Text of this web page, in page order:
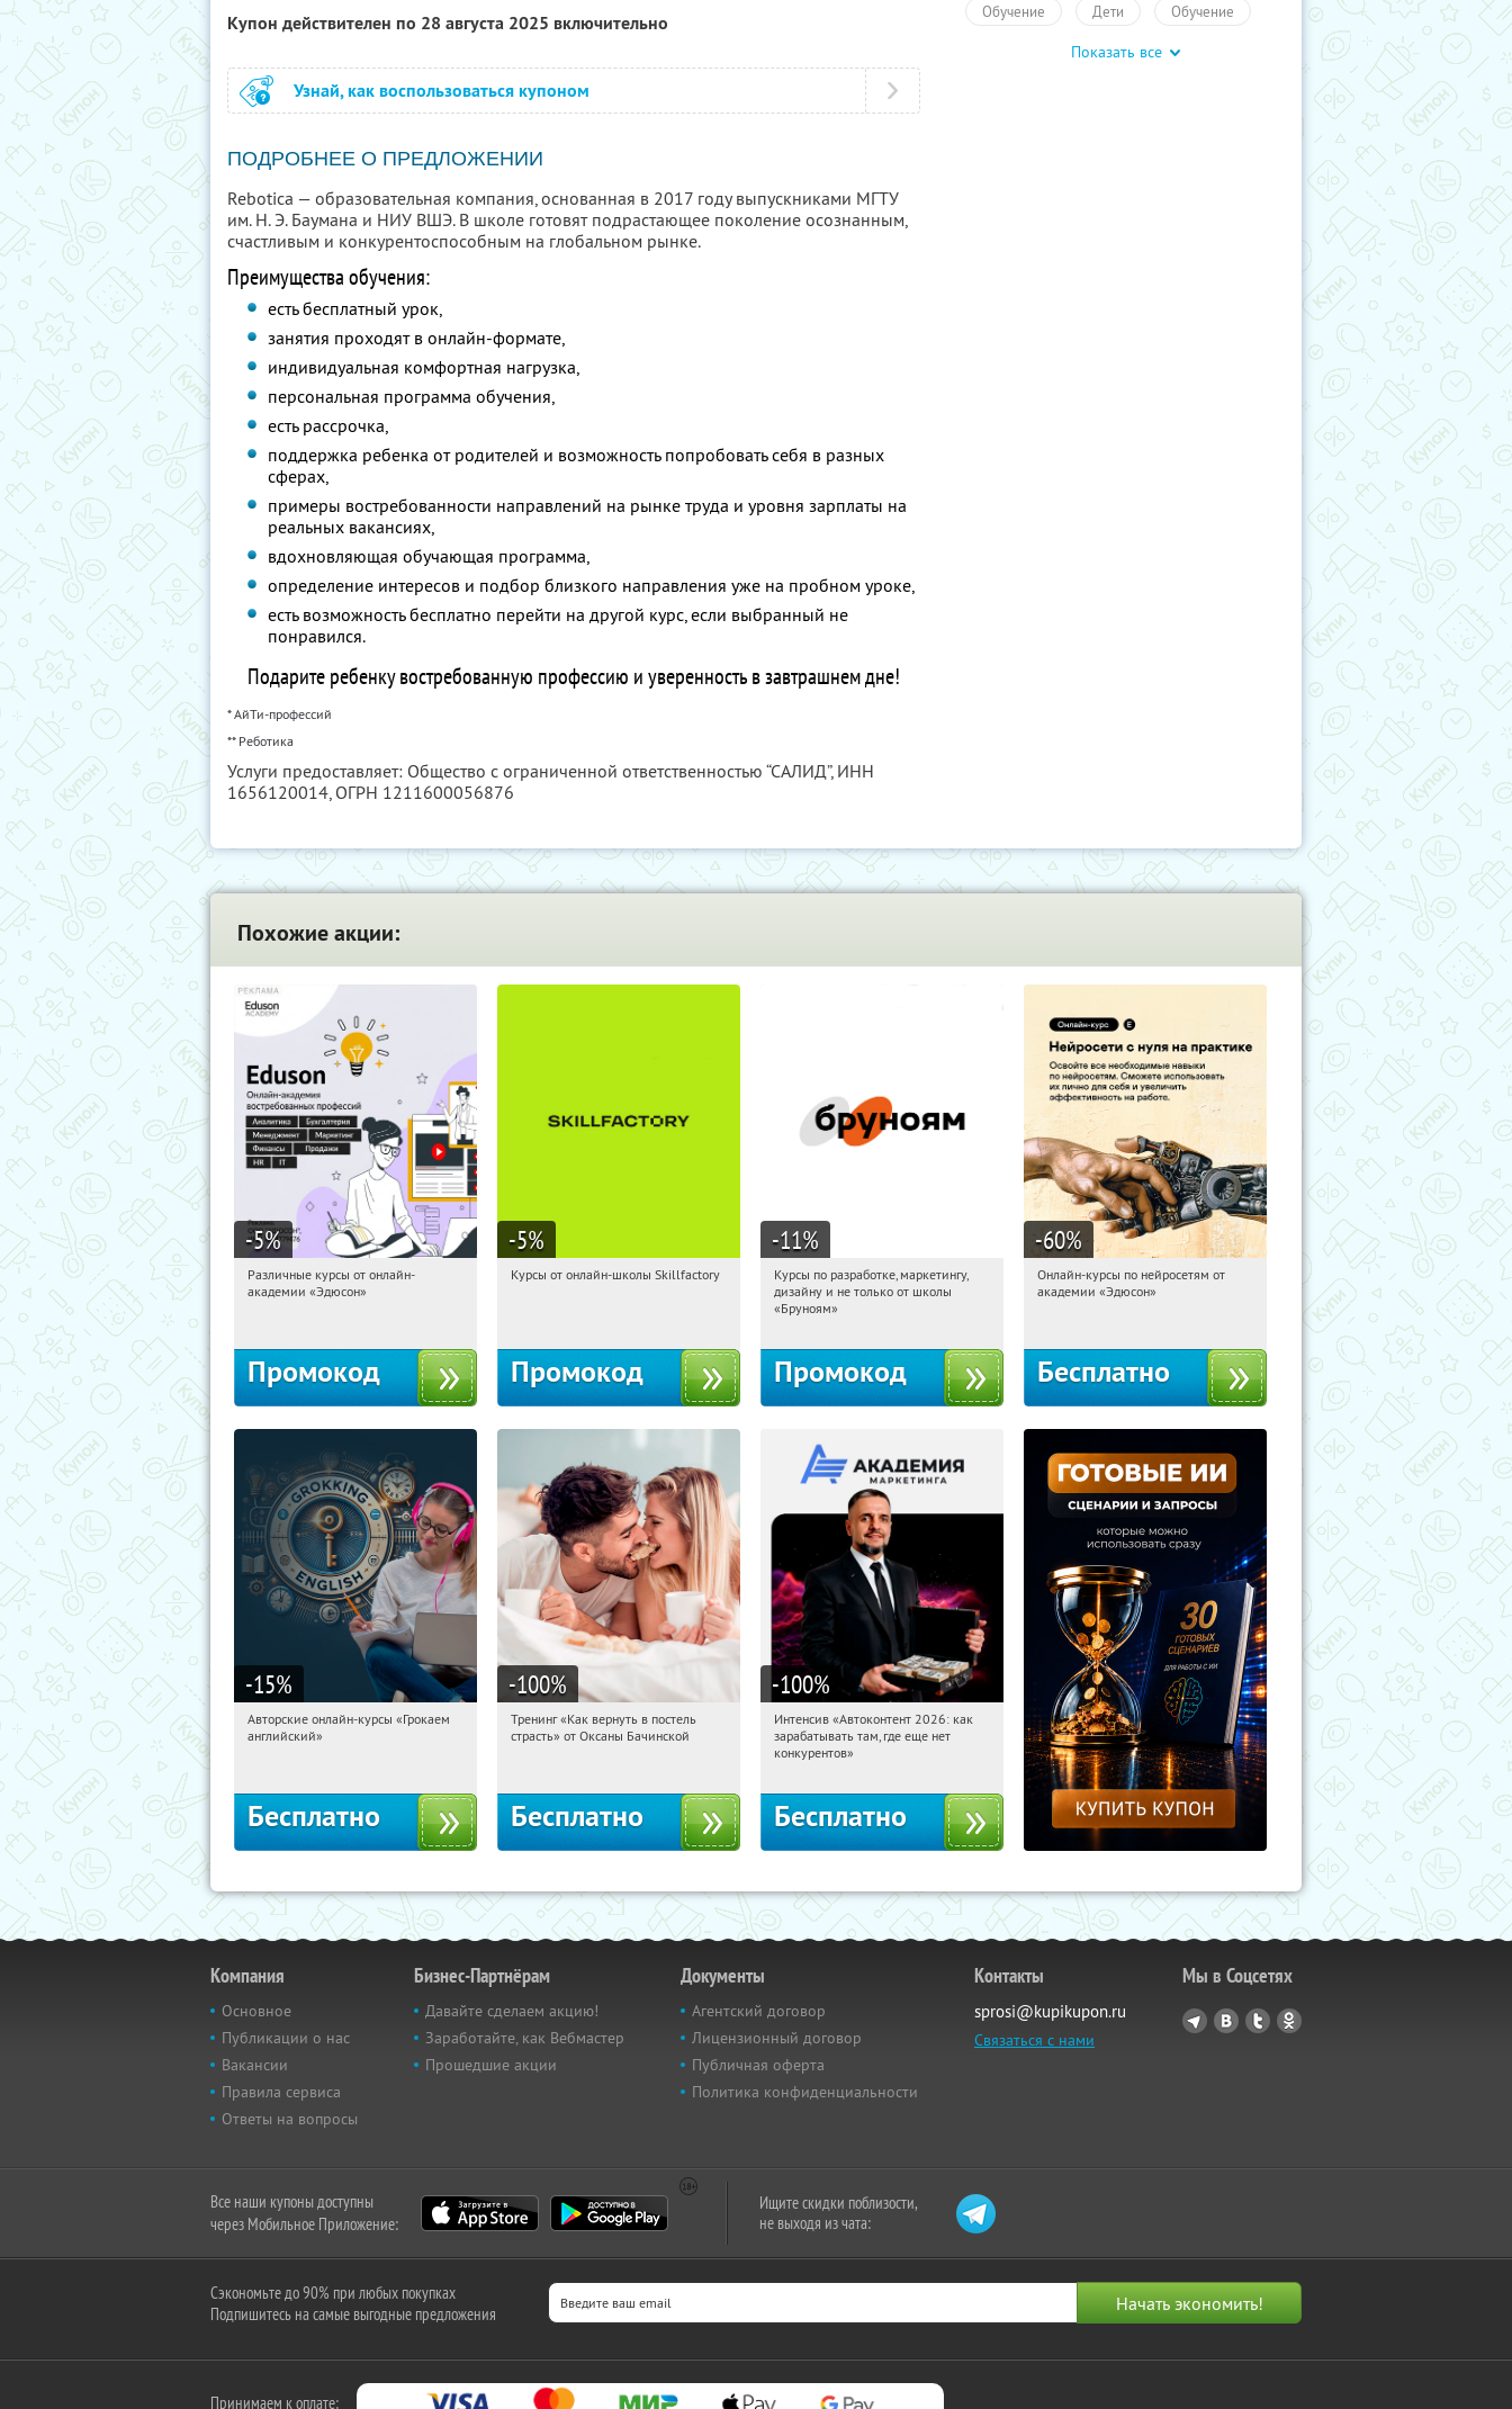
Купон действителен по 28 августа 2025 включительно
Узнай, как воспользоваться купоном
ПОДРОБНЕЕ О ПРЕДЛОЖЕНИИ
Rebotica — образовательная компания, основанная в 2017 году выпускниками МГТУ
им. Н. Э. Баумана и НИУ ВШЭ. В школе готовят подрастающее поколение осознанным,
счастливым и конкурентоспособным на глобальном рынке.
Преимущества обучения:
есть бесплатный урок,
занятия проходят в онлайн-формате,
индивидуальная комфортная нагрузка,
персональная программа обучения,
есть рассрочка,
поддержка ребенка от родителей и возможность попробовать себя в разных
сферах,
примеры востребованности направлений на рынке труда и уровня зарплаты на
реальных вакансиях,
вдохновляющая обучающая программа,
определение интересов и подбор близкого направления уже на пробном уроке,
есть возможность бесплатно перейти на другой курс, если выбранный не
понравился.
Подарите ребенку востребованную профессию и уверенность в завтрашнем дне!
* АйТи-профессий
** Реботика
Услуги предоставляет: Общество с ограниченной ответственностью “САЛИД”, ИНН
1656120014, ОГРН 1211600056876
Обучение Дети Обучение
Показать все
Похожие акции:
-5%
12:11:49 Получили:
Различные курсы от онлайн-
академии «Эдюсон»
Промокод
-5%
12:11:49
Получи первым!
Курсы от онлайн-школы Skillfactory
Промокод
-11%
12:11:49
Получи первым!
Россия
Курсы по разработке, маркетингу,
дизайну и не только от школы
«Бруноям»
Промокод
-60%
12:11:49 Получили:
Онлайн-курсы по нейросетям от
академии «Эдюсон»
Бесплатно
-15%
12:11:49 Получили:
Авторские онлайн-курсы «Грокаем
английский»
Бесплатно
-100%
12:11:49 Получили:
Тренинг «Как вернуть в постель
страсть» от Оксаны Бачинской
Бесплатно
-100%
12:11:49 Получили:
Россия
Интенсив «Автоконтент 2026: как
зарабатывать там, где еще нет
конкурентов»
Бесплатно
Компания
Основное
Публикации о нас
Вакансии
Правила сервиса
Ответы на вопросы
Бизнес-Партнёрам
Давайте сделаем акцию!
Заработайте, как Вебмастер
Прошедшие акции
Документы
Агентский договор
Лицензионный договор
Публичная оферта
Политика конфиденциальности
Контакты
sprosi@kupikupon.ru
Связаться с нами
Мы в Соцсетях
Все наши купоны доступны
через Мобильное Приложение:
Ищите скидки поблизости,
не выходя из чата:
Сэкономьте до 90% при любых покупках
Подпишитесь на самые выгодные предложения
Принимаем к оплате: